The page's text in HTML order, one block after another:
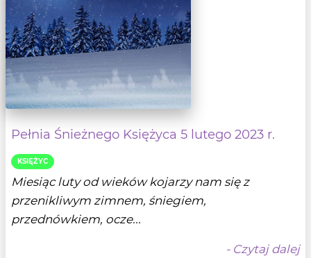
Pełnia Śnieżnego Księżyca 5 lutego 2023 r.
KSIĘŻYC
Miesiąc luty od wieków kojarzy nam się z
przenikliwym zimnem, śniegiem,
przednówkiem, ocze...
- Czytaj dalej